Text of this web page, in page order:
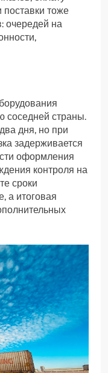
тоже
очередей на
соседней страны.
дня, но при
задерживается
оформления
контроля на
сроки
а итоговая